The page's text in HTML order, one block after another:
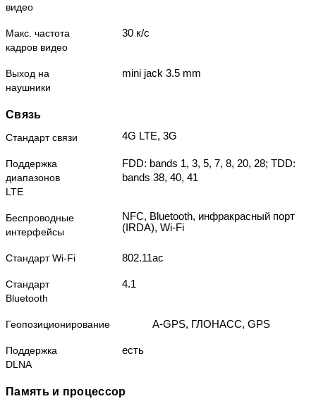
видео
Макс. частота
кадров видео
30 к/с
Выход на
наушники
mini jack 3.5 mm
Связь
Стандарт связи 4G LTE, 3G
Поддержка
диапазонов
LTE
FDD: bands 1, 3, 5, 7, 8, 20, 28; TDD:
bands 38, 40, 41
Беспроводные
интерфейсы
NFC, Bluetooth, инфракрасный порт
(IRDA), Wi-Fi
Стандарт Wi-Fi 802.11ac
Стандарт
Bluetooth
4.1
Геопозиционирование A-GPS, ГЛОНАСС, GPS
Поддержка
DLNA
есть
Память и процессор